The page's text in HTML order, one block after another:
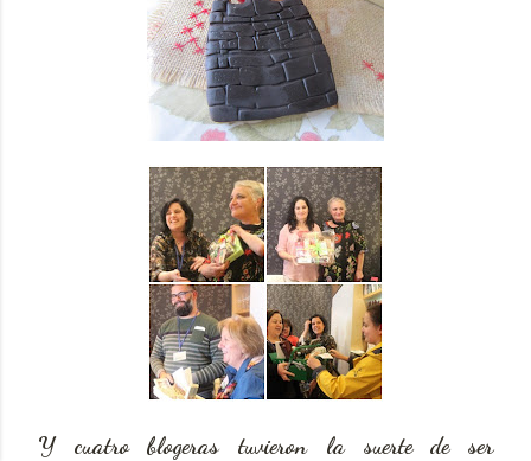
Y cuatro blogeras tuvieron la suerte de ser